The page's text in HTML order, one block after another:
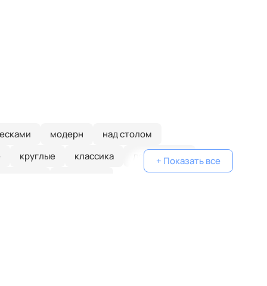
модерн
над столом
круглые классика
деревянные
+ Показать все